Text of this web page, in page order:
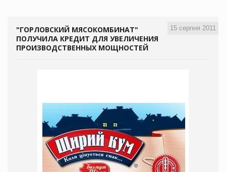
15 серпня 2011
"ГОРЛОВСКИЙ МЯСОКОМБИНАТ"
ПОЛУЧИЛА КРЕДИТ ДЛЯ УВЕЛИЧЕНИЯ
ПРОИЗВОДСТВЕННЫХ МОЩНОСТЕЙ